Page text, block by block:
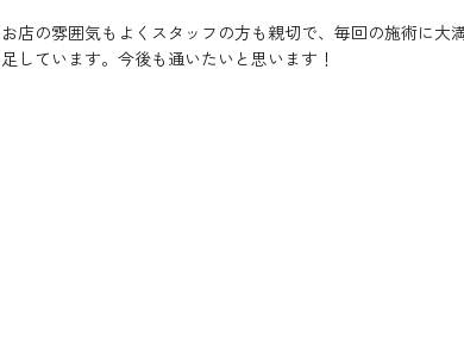
お店の雰囲気もよくスタッフの方も親切で、毎回の施術に大
足しています。今後も通いたいと思います！